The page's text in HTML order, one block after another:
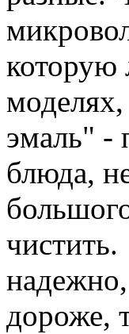
которую
эмаль" -
блюда,
дороже,